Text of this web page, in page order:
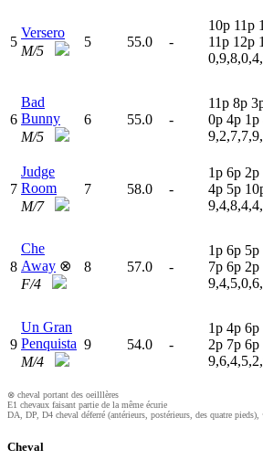
5
Versero
M/5
5 55.0 -
10p 11p
11p 12p 1
6
Bad
Bunny
M/5
6 55.0 -
11p 8p 3
0p 4p 1p
7
Judge
Room
M/7
7 58.0 -
1p 6p 2p
4p 5p
8
Che
Away ⊗
F/4
8 57.0 -
1p 6p 5p
7p 6p 2p
9
Un Gran
Penquista
M/4
9 54.0 -
1p 4p 6p
2p 7p 6p
⊗ cheval portant des oeilllères
E1 chevaux faisant partie de la même écurie
DA, DP, D4 cheval déferré (antérieurs, postérieurs, des quatre pieds),
Cheval